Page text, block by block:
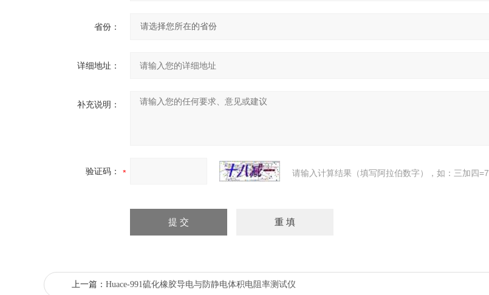
省份：
详细地址：
补充说明：
验证码： 请输入计算结果（填写阿拉伯数字），如：三加四=7
上一篇： Huace-991硫化橡胶导电与防静电体积电阻率测试仪